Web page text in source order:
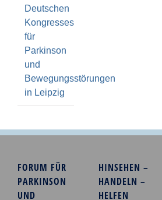
Deutschen
Kongresses
für
Parkinson
und
Bewegungsstörungen
in Leipzig
FORUM FÜR
PARKINSON
UND
HINSEHEN –
HANDELN –
HELFEN